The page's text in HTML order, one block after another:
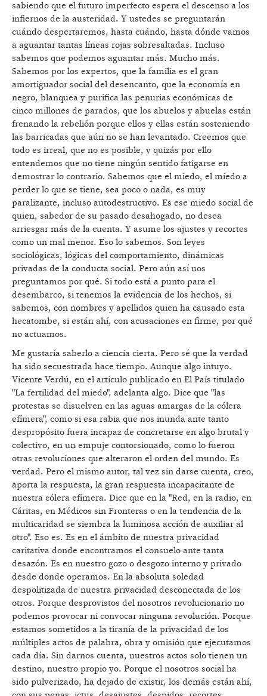
sabiendo que el futuro imperfecto espera el descenso a los
infiernos de la austeridad. Y ustedes se preguntarán
cuándo despertaremos, hasta cuándo, hasta dónde vamos
a aguantar tantas líneas rojas sobresaltadas. Incluso
sabemos que podemos aguantar más. Mucho más.
Sabemos por los expertos, que la familia es el gran
amortiguador social del desencanto, que la economía en
negro, blanquea y purifica las penurias económicas de
cinco millones de parados, que los abuelos y abuelas están
frenando la rebelión porque ellos y ellas están sosteniendo
las barricadas que aún no se han levantado. Creemos que
todo es irreal, que no es posible, y quizás por ello
entendemos que no tiene ningún sentido fatigarse en
demostrar lo contrario. Sabemos que el miedo, el miedo a
perder lo que se tiene, sea poco o nada, es muy
paralizante, incluso autodestructivo. Es ese miedo social de
quien, sabedor de su pasado desahogado, no desea
arriesgar más de la cuenta. Y asume los ajustes y recortes
como un mal menor. Eso lo sabemos. Son leyes
sociológicas, lógicas del comportamiento, dinámicas
privadas de la conducta social. Pero aún así nos
preguntamos por qué. Si todo está a punto para el
desembarco, si tenemos la evidencia de los hechos, si
sabemos, con nombres y apellidos quien ha causado esta
hecatombe, si están ahí, con acusaciones en firme, por qué
no actuamos.
Me gustaría saberlo a ciencia cierta. Pero sé que la verdad
ha sido secuestrada hace tiempo. Aunque algo intuyo.
Vicente Verdú, en el artículo publicado en El País titulado
"La fertilidad del miedo", adelanta algo. Dice que "las
protestas se disuelven en las aguas amargas de la cólera
efímera", como si esa rabia que nos inunda ante tanto
despropósito fuera incapaz de concretarse en algo brutal y
colectivo, en un empuje contorsionado, como lo fueron
otras revoluciones que alteraron el orden del mundo. Es
verdad. Pero el mismo autor, tal vez sin darse cuenta, creo,
aporta la respuesta, la gran respuesta incapacitante de
nuestra cólera efímera. Dice que en la "Red, en la radio, en
Cáritas, en Médicos sin Fronteras o en la tendencia de la
multicaridad se siembra la luminosa acción de auxiliar al
otro". Eso es. Es en el ámbito de nuestra privacidad
caritativa donde encontramos el consuelo ante tanta
desazón. Es en nuestro gozo o desgozo interno y privado
desde donde operamos. En la absoluta soledad
despolitizada de nuestra privacidad desconectada de los
otros. Porque desprovistos del nosotros revolucionario no
podemos provocar ni convocar ninguna revolución. Porque
estamos sometidos a la tiranía de la privacidad de los
múltiples actos de palabra, obra y omisión que ejecutamos
cada día. Sin darnos cuenta, nuestros actos solo tienen un
destino, nuestro propio yo. Porque el nosotros social ha
sido pulverizado, ha dejado de existir, los demás están ahí,